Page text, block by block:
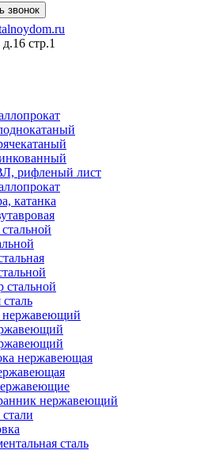
звонок
стр.1
рифленый лист
катанка
стальной
нержавеющий
нержавеющая
нержавеющий
сталь